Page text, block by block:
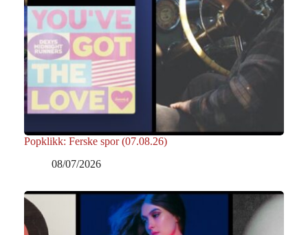
Popklikk: Ferske spor (07.08.26)
08/07/2026